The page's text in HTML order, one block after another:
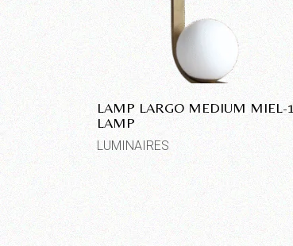
LAMP LARGO MEDIUM MIEL-1
LAMP
LUMINAIRES